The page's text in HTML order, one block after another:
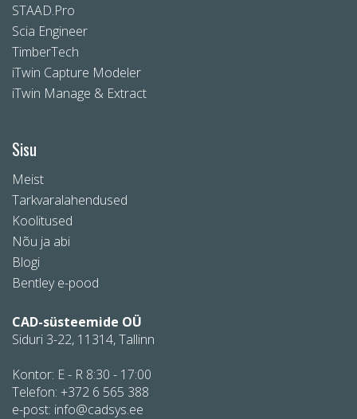
STAAD.Pro
Scia Engineer
TimberTech
iTwin Capture Modeler
iTwin Manage & Extract
Sisu
Meist
Tarkvaralahendused
Koolitused
Nõu ja abi
Blogi
Bentley e-pood
CAD-süsteemide OÜ
Siduri 3-22, 11314, Tallinn
Kontor: E - R 8:30 - 17:00
Telefon: +372 6 565 388
e-post: info@cadsys.ee